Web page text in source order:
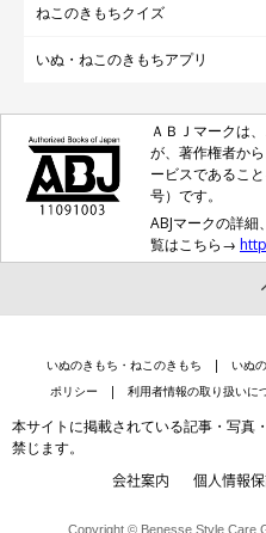
ねこのきもちクイズ
いぬ・ねこのきもちアプリ
ＡＢＪマークは
が、著作権者か
ービスであるこ
号）です。
ABJマークの詳細
覧はこちら→
いぬのきもち・ねこのきもち いぬ
ポリシー
利用者情報の取り扱いに
本サイトに掲載されている記事・写真
禁じます。
会社案内 個人情報
Copyright © Benesse Style Care